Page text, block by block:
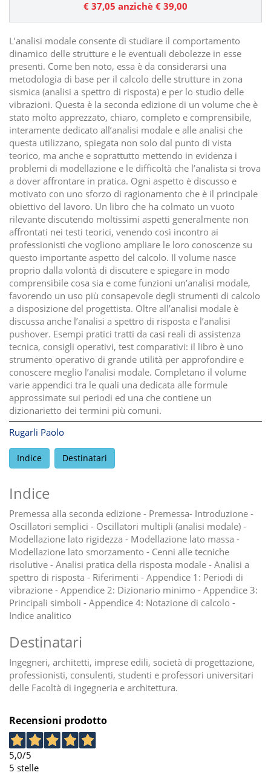
€ 37,05 anzichè € 39,00
L’analisi modale consente di studiare il comportamento
dinamico delle strutture e le eventuali debolezze in esse
presenti. Come ben noto, essa è da considerarsi una
metodologia di base per il calcolo delle strutture in zona
sismica (analisi a spettro di risposta) e per lo studio delle
vibrazioni. Questa è la seconda edizione di un volume che è
stato molto apprezzato, chiaro, completo e comprensibile,
interamente dedicato all’analisi modale e alle analisi che
questa utilizzano, spiegata non solo dal punto di vista
teorico, ma anche e soprattutto mettendo in evidenza i
problemi di modellazione e le difficoltà che l’analista si trova
a dover affrontare in pratica. Ogni aspetto è discusso e
motivato con uno sforzo di ragionamento che è il principale
obiettivo del lavoro. Un libro che ha colmato un vuoto
rilevante discutendo moltissimi aspetti generalmente non
affrontati nei testi teorici, venendo così incontro ai
professionisti che vogliono ampliare le loro conoscenze su
questo importante aspetto del calcolo. Il volume nasce
proprio dalla volontà di discutere e spiegare in modo
comprensibile cosa sia e come funzioni un’analisi modale,
favorendo un uso più consapevole degli strumenti di calcolo
a disposizione del progettista. Oltre all’analisi modale è
discussa anche l’analisi a spettro di risposta e l’analisi
pushover. Esempi pratici tratti da casi reali di assistenza
tecnica, consigli operativi, test comparativi: il libro è uno
strumento operativo di grande utilità per approfondire e
conoscere meglio l’analisi modale. Completano il volume
varie appendici tra le quali una dedicata alle formule
approssimate sui periodi ed una che contiene un
dizionarietto dei termini più comuni.
Rugarli Paolo
Indice Destinatari
Indice
Premessa alla seconda edizione - Premessa- Introduzione -
Oscillatori semplici - Oscillatori multipli (analisi modale) -
Modellazione lato rigidezza - Modellazione lato massa -
Modellazione lato smorzamento - Cenni alle tecniche
risolutive - Analisi pratica della risposta modale - Analisi a
spettro di risposta - Riferimenti - Appendice 1: Periodi di
vibrazione - Appendice 2: Dizionario minimo - Appendice 3:
Principali simboli - Appendice 4: Notazione di calcolo -
Indice analitico
Destinatari
Ingegneri, architetti, imprese edili, società di progettazione,
professionisti, consulenti, studenti e professori universitari
delle Facoltà di ingegneria e architettura.
Recensioni prodotto
5,0/5
5 stelle